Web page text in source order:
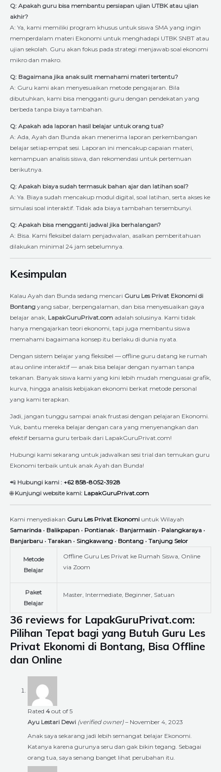
Q: Apakah guru bisa membantu persiapan ujian UTBK atau ujian
akhir?
A: Ya, kami memiliki program khusus untuk siswa SMA yang ingin
memperdalam materi Ekonomi untuk menghadapi UTBK SNBT atau
ujian sekolah. Guru akan fokus pada strategi menjawab soal ekonomi
mikro dan makro.
Q: Bagaimana jika anak sulit memahami materi tertentu?
A: Guru kami akan menyesuaikan metode pengajaran. Bila
dibutuhkan, kami bisa mengganti guru dengan pendekatan yang
berbeda tanpa biaya tambahan.
Q: Apakah ada laporan hasil belajar untuk orang tua?
A: Ada, Ayah dan Bunda akan menerima laporan perkembangan
belajar setiap empat sesi. Laporan ini mencakup capaian materi,
kemampuan analisis siswa, dan rekomendasi untuk pertemuan
berikutnya.
Q: Apakah biaya sudah termasuk bahan ajar dan latihan soal?
A: Ya. Biaya sudah mencakup modul digital, soal latihan, serta akses ke
simulasi soal interaktif. Tidak ada biaya tambahan tersembunyi.
Q: Apakah bisa mengganti jadwal jika berhalangan?
A: Bisa. Kami fleksibel dalam penjadwalan, asalkan pemberitahuan
dilakukan minimal 24 jam sebelumnya.
Kesimpulan
Kalau Ayah dan Bunda sedang mencari Guru Les Privat Ekonomi di
Bontang yang sabar, berpengalaman, dan bisa menyesuaikan gaya
belajar anak, LapakGuruPrivat.com adalah solusinya. Kami tidak
hanya mengajarkan teori ekonomi, tapi juga membantu siswa
memahami bagaimana konsep itu berlaku di dunia nyata.
Dengan sistem belajar yang fleksibel — offline guru datang ke rumah
atau online interaktif — anak bisa belajar dengan nyaman tanpa
tekanan. Banyak siswa kami yang kini lebih mudah menguasai grafik,
kurva, hingga analisis kebijakan ekonomi berkat metode personal
yang kami terapkan.
Jadi, jangan tunggu sampai anak frustasi dengan pelajaran Ekonomi.
Yuk, bantu mereka belajar dengan cara yang menyenangkan dan
efektif bersama guru terbaik dari LapakGuruPrivat.com!
Hubungi kami sekarang untuk jadwalkan sesi trial dan temukan guru
Ekonomi terbaik untuk anak Ayah dan Bunda!
📲 Hubungi kami : +62 858-8052-3928
🌐Kunjungi website kami: LapakGuruPrivat.com
Kami menyediakan Guru Les Privat Ekonomi untuk Wilayah
Samarinda • Balikpapan • Pontianak• Banjarmasin • Palangkaraya •
Banjarbaru • Tarakan • Singkawang • Bontang • Tanjung Selor
Metode
Belajar
Offline Guru Les Privat ke Rumah Siswa, Online
via Zoom
Paket
Belajar
Master, Intermediate, Beginner, Satuan
36 reviews for LapakGuruPrivat.com:
Pilihan Tepat bagi yang Butuh Guru Les
Privat Ekonomi di Bontang, Bisa Offline
dan Online
Rated 4 out of 5
Ayu Lestari Dewi (verified owner) – November 4, 2023
Anak saya sekarang jadi lebih semangat belajar Ekonomi.
Katanya karena gurunya seru dan gak bikin tegang. Sebagai
orang tua, saya senang banget lihat perubahan itu.